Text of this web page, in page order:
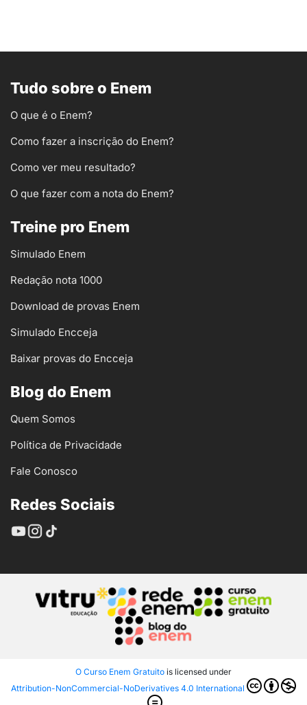
Tudo sobre o Enem
O que é o Enem?
Como fazer a inscrição do Enem?
Como ver meu resultado?
O que fazer com a nota do Enem?
Treine pro Enem
Simulado Enem
Redação nota 1000
Download de provas Enem
Simulado Encceja
Baixar provas do Encceja
Blog do Enem
Quem Somos
Política de Privacidade
Fale Conosco
Redes Sociais
O Curso Enem Gratuito is licensed under
Attribution-NonCommercial-NoDerivatives 4.0 International